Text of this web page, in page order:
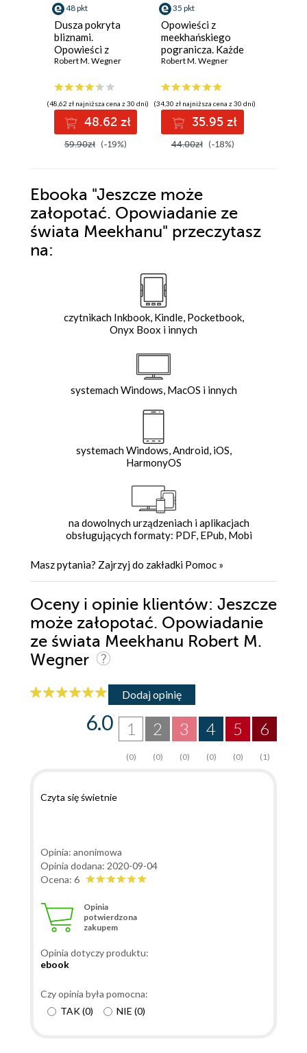
48 pkt
Dusza pokryta
bliznami.
Opowieści z
meekhańskiego
Robert M. Wegner
(48,62 zł najniższa cena z 30 dni)
48.62 zł
59.90zł (-19%)
35 pkt
Opowieści z
meekhańskiego
pogranicza. Każde
martwe marzenie.
Robert M. Wegner
(34,30 zł najniższa cena z 30 dni)
35.95 zł
44.00zł (-18%)
Ebooka "Jeszcze może
załopotać. Opowiadanie ze
świata Meekhanu" przeczytasz
na:
czytnikach Inkbook, Kindle, Pocketbook,
Onyx Boox i innych
systemach Windows, MacOS i innych
systemach Windows, Android, iOS,
HarmonyOS
na dowolnych urządzeniach i aplikacjach
obsługujących formaty: PDF, EPub, Mobi
Masz pytania? Zajrzyj do zakładki Pomoc »
Oceny i opinie klientów: Jeszcze
może załopotać. Opowiadanie
ze świata Meekhanu Robert M.
Wegner
Dodaj opinię
6
(1)
5
(0)
4
(0)
3
(0)
2
(0)
1
(0)
6.0
Czyta się świetnie
Opinia: anonimowa
Opinia dodana: 2020-09-04
Ocena: 6
Opinia
potwierdzona
zakupem
Opinia dotyczy produktu:
ebook
Czy opinia była pomocna:
TAK(0) NIE (0)